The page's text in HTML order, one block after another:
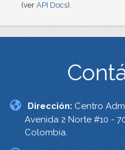
(ver API Docs).
Dirección: Centro
Avenida 2 Norte #10 -
Colombia.